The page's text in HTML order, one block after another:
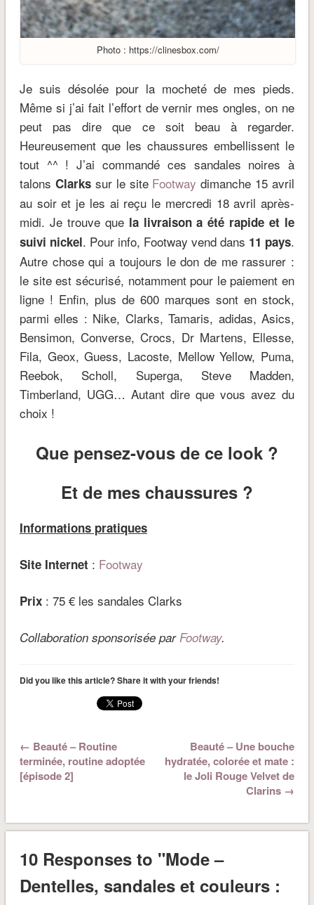
Photo : https://clinesbox.com/
Je suis désolée pour la mocheté de mes pieds.
Même si j’ai fait l’effort de vernir mes ongles, on ne
peut pas dire que ce soit beau à regarder.
Heureusement que les chaussures embellissent le
tout ^^ ! J’ai commandé ces sandales noires à
talons Clarkssur le site Footway dimanche 15 avril
au soir et je les ai reçu le mercredi 18 avril après-
midi. Je trouve que la livraison a été rapide et le
suivi nickel. Pour info, Footway vend dans 11 pays.
Autre chose qui a toujours le don de me rassurer :
le site est sécurisé, notamment pour le paiement en
ligne ! Enfin, plus de 600 marques sont en stock,
parmi elles : Nike, Clarks, Tamaris, adidas, Asics,
Bensimon, Converse, Crocs, Dr Martens, Ellesse,
Fila, Geox, Guess, Lacoste, Mellow Yellow, Puma,
Reebok, Scholl, Superga, Steve Madden,
Timberland, UGG… Autant dire que vous avez du
choix !
Que pensez-vous de ce look ?
Et de mes chaussures ?
Informations pratiques
Site Internet : Footway
Prix: 75 € les sandales Clarks
Collaboration sponsorisée parFootway.
Did you like this article? Share it with your friends!
← Beauté – Routine
terminée, routine adoptée
[épisode 2]
Beauté – Une bouche
hydratée, colorée et mate :
le Joli Rouge Velvet de
Clarins →
10 Responses to "Mode –
Dentelles, sandales et couleurs :